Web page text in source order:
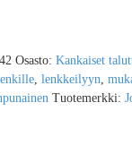
Osasto: Kankaiset
, lenkkeilyyn
Tuotemerkki: